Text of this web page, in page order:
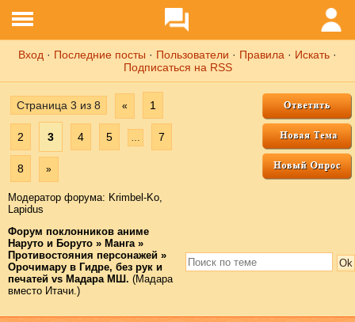
Вход · Последние посты · Пользователи · Правила · Искать ·
Подписаться на RSS
Страница 3 из 8 « 1
2 3 4 5 … 7
8 »
Модератор форума: Krimbel-Ko,
Lapidus
Форум поклонников аниме
Наруто и Боруто » Манга »
Противостояния персонажей »
Орочимару в Гидре, без рук и
печатей vs Мадара МШ. (Мадара
вместо Итачи.)